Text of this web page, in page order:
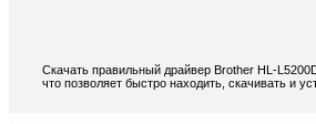
Скачать правильный драйвер Brother HL-
что позволяет быстро находить, скачивать и